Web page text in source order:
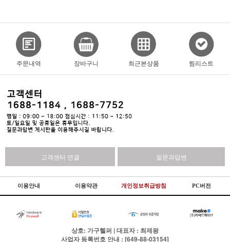
주문내역 장바구니 최근본상품 찜리스트
고객센터 연결 질문과답변
이용안내 이용약관 개인정보취급방침 PC버전
상호: 가구헬퍼 | 대표자 : 최제왕
사업자 등록번호 안내 : [649-88-03154]